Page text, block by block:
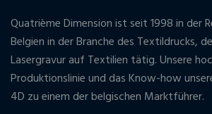
Quatrième Dimension ist seit 1998 in der
Belgien in der Branche des Textildrucks,
Lasergravur auf Textilien tätig. Unsere
Produktionslinie und das Know-how
4D zu einem der belgischen Marktführer.